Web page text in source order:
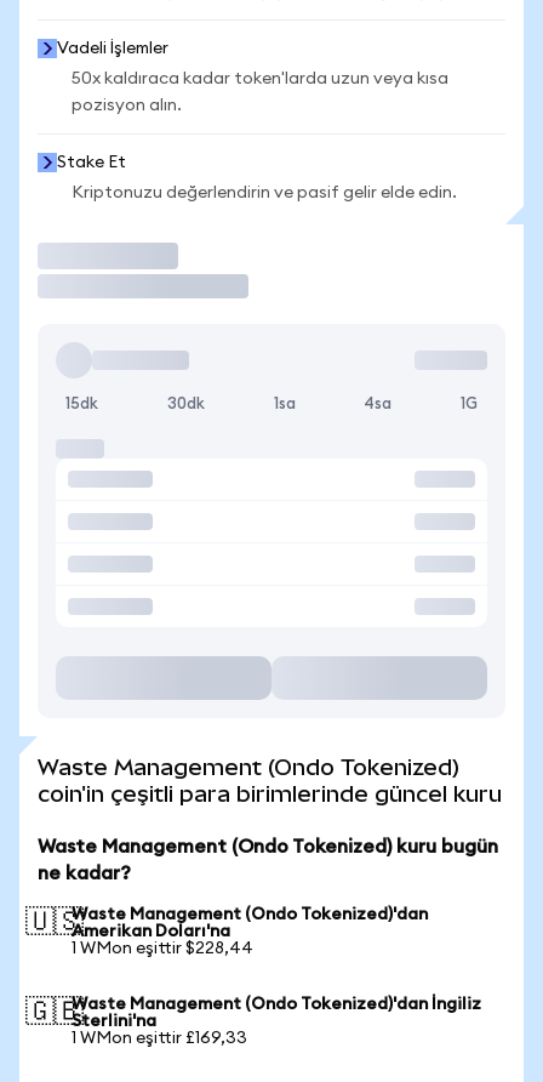
Vadeli İşlemler
50x kaldıraca kadar token'larda uzun veya kısa
pozisyon alın.
Stake Et
Kriptonuzu değerlendirin ve pasif gelir elde edin.
15dk 30dk 1sa 4sa 1G
Waste Management (Ondo Tokenized)
coin'in çeşitli para birimlerinde güncel kuru
Waste Management (Ondo Tokenized) kuru bugün
ne kadar?
🇺🇸Waste Management (Ondo Tokenized)'dan
Amerikan Doları'na
1 WMon eşittir $228,44
🇬🇧Waste Management (Ondo Tokenized)'dan İngiliz
Sterlini'na
1 WMon eşittir £169,33